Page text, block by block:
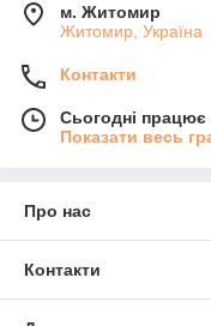
м. Житомир
Житомир, Україна
Контакти
Сьогодні працює
Показати весь
Про нас
Контакти